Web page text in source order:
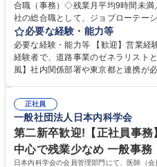
合職（事務）◇残業月平均9時間未満／有給年
社の総合職として、ジョブローテー
等のフロント部門の部署等幅広い部
制度やキャリア支援が充実しております！ ※
管理部門：広報、人事、経理など当
門：駐車場の新規開拓、管理運営、
道路施設や道路工事現場の見学ツア
へ配属。※業務内容変更の範囲：会社の定める業務
ープ】総合職（事務）◇残業月平均9
必要な経験・能力等
必要な経験・能力等 【歓迎】営業経
経験者で、道路事業のゼネラリスト
風】社内関係部署や東京都と連携が
部門など多岐に渡る業務を経験でき
事業の他、新宿駅西口広場内に設置
イン」の管理運営を行うなど、事業
います。 学歴・資格 学歴：大学院 大学 高専 短大 専修学校 高校 語学力：
資格：
正社員
一般社団法人日本内科学会
第二新卒歓迎!【正社員事務
中心で残業少なめ 一般事務
日本内科学会の会員管理部門にて、医師（